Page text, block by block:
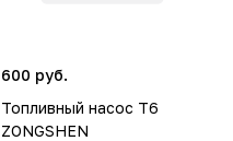
600 руб.
Топливный насос T6
ZONGSHEN